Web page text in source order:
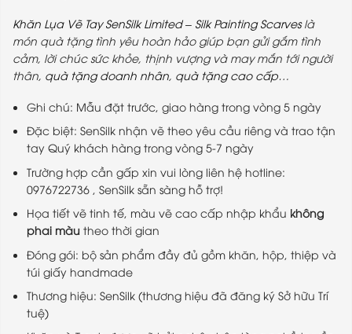
Khăn Lụa Vẽ Tay SenSilk Limited– Silk Painting Scarveslà
món quà tặng tình yêu hoàn hảo giúp bạn gửi gắm tình
cảm, lời chúc sức khỏe, thịnh vượng và may mắn tới người
thân, quà tặng doanh nhân quà tặng cao cấp
Ghi chú: Mẫu đặt trước, giao hàng trong vòng 5 ngày
Đặc biệt: SenSilk nhận vẽ theo yêu cầu riêng và trao tận
tay Quý khách hàng trong vòng 5-7 ngày
Trường hợp cần gấp xin vui lòng liên hệ hotline:
0976722736 , SenSilk sẵn sàng hỗ trợ!
Họa tiết vẽ tinh tế, màu vẽ cao cấp nhập khẩu không
phai màu theo thời gian
Đóng gói: bộ sản phẩm đầy đủ gồm khăn, hộp, thiệp và
túi giấy handmade
Thương hiệu: SenSilk (thương hiệu đã đăng ký Sở hữu Trí
tuệ)